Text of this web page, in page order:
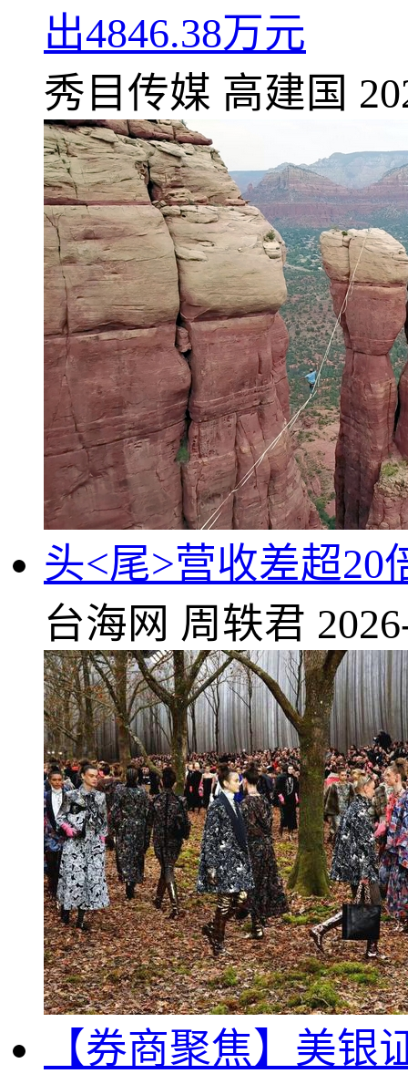
出4846.38万元
秀目传媒 高建国
头<尾>营收差超20
台海网 周轶君
【券商聚焦】美银